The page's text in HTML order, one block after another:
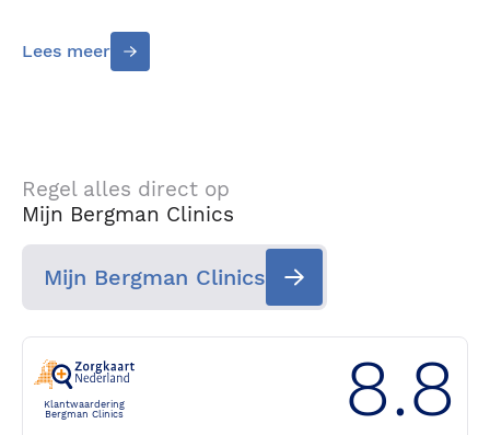
Lees meer
Regel alles direct op
Mijn Bergman Clinics
Mijn Bergman Clinics
Klantwaardering
Bergman Clinics
8.8